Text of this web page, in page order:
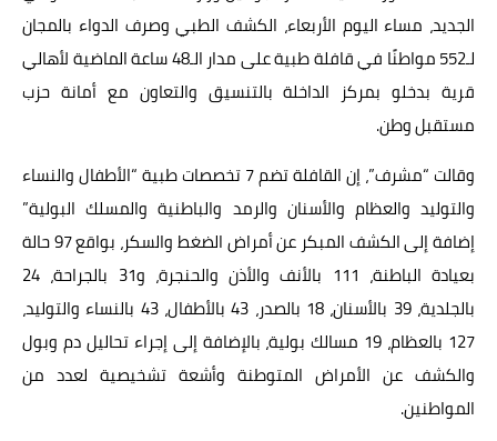
أخبار النجوم
أخبار العالم
الجديد، مساء اليوم الأربعاء، الكشف الطبي وصرف الدواء بالمجان
لـ552 مواطنًا في قافلة طبية على مدار الـ48 ساعة الماضية لأهالي
قرية بدخلو بمركز الداخلة بالتنسيق والتعاون مع أمانة حزب
مستقبل وطن.
وقالت “مشرف”، إن القافلة تضم 7 تخصصات طبية “الأطفال والنساء
والتوليد والعظام والأسنان والرمد والباطنية والمسلك البولية”
إضافة إلى الكشف المبكر عن أمراض الضغط والسكر، بواقع 97 حالة
بعيادة الباطنة، 111 بالأنف والأذن والحنجرة، و31 بالجراحة، 24
بالجلدية، 39 بالأسنان، 18 بالصدر، 43 بالأطفال، 43 بالنساء والتوليد،
127 بالعظام، 19 مسالك بولية، بالإضافة إلى إجراء تحاليل دم وبول
والكشف عن الأمراض المتوطنة وأشعة تشخيصية لعدد من
المواطنين.